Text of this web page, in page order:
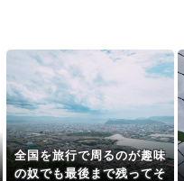
全国を旅行で周るのが趣味
の奴でも最後まで残ってそ